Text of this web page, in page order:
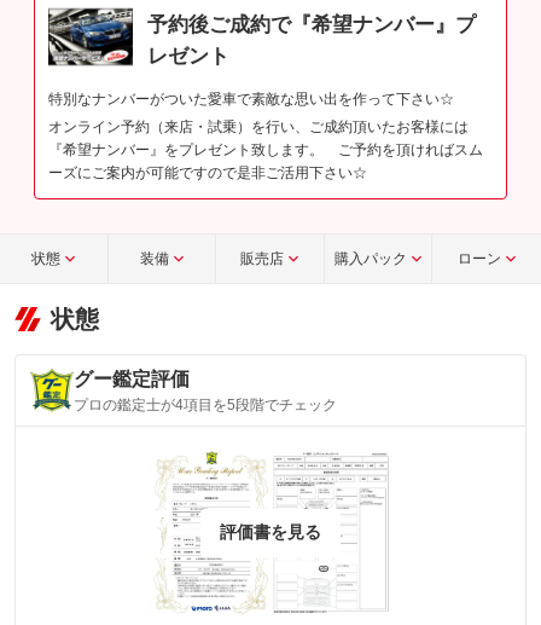
予約後ご成約で『希望ナンバー』プ
レゼント
特別なナンバーがついた愛車で素敵な思い出を作って下さい☆
オンライン予約（来店・試乗）を行い、ご成約頂いたお客様には
『希望ナンバー』をプレゼント致します。 ご予約を頂ければスム
ーズにご案内が可能ですので是非ご活用下さい☆
状態 装備 販売店 購入パック ローン
状態
グー鑑定評価
プロの鑑定士が4項目を5段階でチェック
評価書を見る